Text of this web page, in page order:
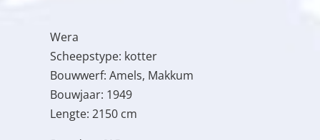
Wera
Scheepstype: kotter
Bouwwerf: Amels, Makkum
Bouwjaar: 1949
Lengte: 2150 cm